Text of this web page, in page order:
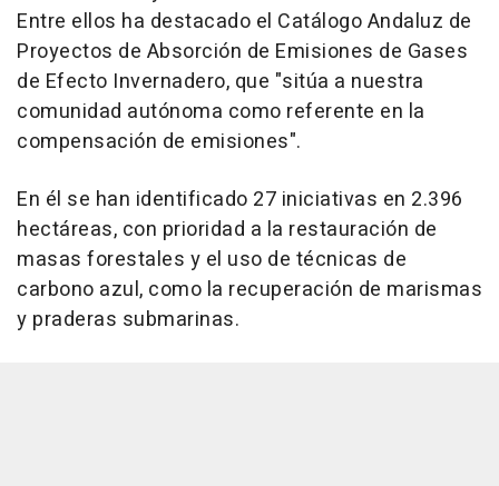
Entre ellos ha destacado el Catálogo Andaluz de
Proyectos de Absorción de Emisiones de Gases
de Efecto Invernadero, que "sitúa a nuestra
comunidad autónoma como referente en la
compensación de emisiones".
En él se han identificado 27 iniciativas en 2.396
hectáreas, con prioridad a la restauración de
masas forestales y el uso de técnicas de
carbono azul, como la recuperación de marismas
y praderas submarinas.